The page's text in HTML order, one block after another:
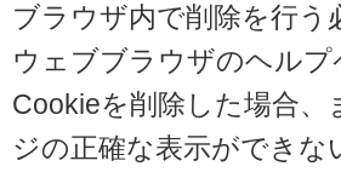
ブラウザ内で削除を行
ウェブブラウザのヘル
Cookieを削除した場合
ジの正確な表示ができ